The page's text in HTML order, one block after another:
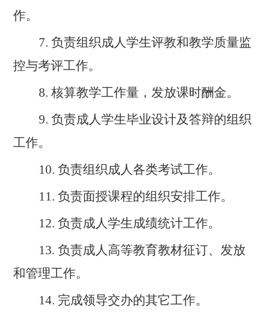
作。
7.负责组织成人学生评教和教学质量监
控与考评工作。
8.核算教学工作量，发放课时酬金。
9.负责成人学生毕业设计及答辩的组织
工作。
10.负责组织成人各类考试工作。
11.负责面授课程的组织安排工作。
12.负责成人学生成绩统计工作。
13.负责成人高等教育教材征订、发放
和管理工作。
14. 完成领导交办的其它工作。